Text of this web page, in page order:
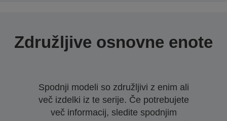
Združljive osnovne enote
Spodnji modeli so združljivi z enim ali
več izdelki iz te serije. Če potrebujete
več informacij, sledite spodnjim